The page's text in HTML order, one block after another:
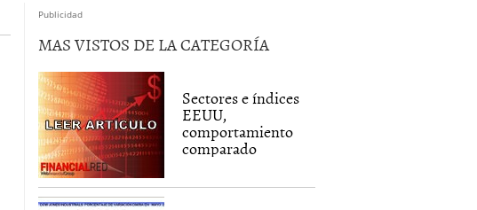
Publicidad
MAS VISTOS DE LA CATEGORÍA
Sectores e índices
EEUU,
comportamiento
comparado